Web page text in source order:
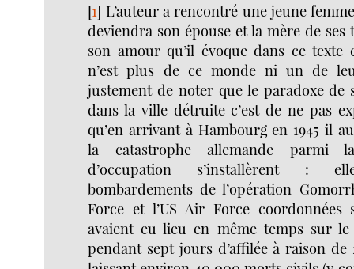
[1] L’auteur a rencontré une jeune
deviendra son épouse et la mère de ses
son amour qu’il évoque dans ce texte
n’est plus de ce monde ni un de
justement de noter que le paradoxe de
dans la ville détruite c’est de ne pas
qu’en arrivant à Hambourg en 1945 il
la catastrophe allemande parmi
d’occupation s’installèrent :
bombardements de l’opération
Force et l’US Air Force
avaient eu lieu en même temps sur
pendant sept jours d’affilée à raison de